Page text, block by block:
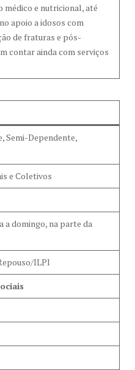
médico e nutricional, até
apoio a idosos com
de fraturas e pós-
contar ainda com serviços
Semi-Dependente,
e Coletivos
a domingo, na parte da
ILPI